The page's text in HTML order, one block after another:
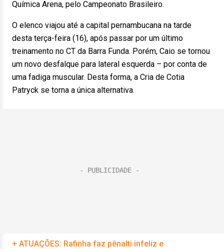
Química Arena, pelo Campeonato Brasileiro.
O elenco viajou até a capital pernambucana na tarde
desta terça-feira (16), após passar por um último
treinamento no CT da Barra Funda. Porém, Caio se tornou
um novo desfalque para lateral esquerda – por conta de
uma fadiga muscular. Desta forma, a Cria de Cotia
Patryck se torna a única alternativa.
+ ATUAÇÕES: Rafinha faz pênalti infeliz e